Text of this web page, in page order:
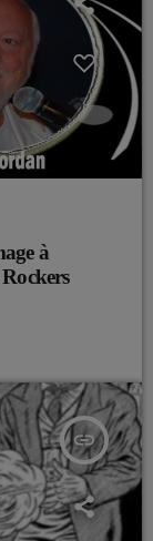
à
insert_link